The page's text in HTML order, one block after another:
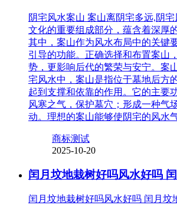
阴宅风水案山 案山离阴宅多远,阴
文化的重要组成部分，蕴含着深厚
其中，案山作为风水布局中的关键
引导的功能。正确选择和布置案山
势，更影响后代的繁荣与安宁。案
宅风水中，案山是指位于墓地后方
起到支撑和依靠的作用。它的主要
风寒之气，保护墓穴；形成一种气
动。理想的案山能够使阴宅的风水
商标测试
2025-10-20
闰月坟地栽树好吗风水好吗
闰月坟地栽树好吗风水好吗 闰月坟